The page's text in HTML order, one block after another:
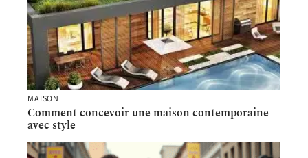
MAISON
Comment concevoir une maison contemporaine
avec style